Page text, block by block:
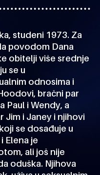
studeni 1973. Za
povodom Dana
obitelji više srednje
se u
odnosima i
bračni par
Paul i Wendy, a
Jim i Janey i njihovi
se dosađuje u
Elena je
ali još nije
oduška. Njihova